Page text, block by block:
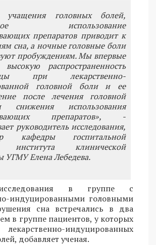
учащения головных болей,
использование
препаратов приводит к
сна, а ночные головные боли
пробуждениям. Мы впервые
высокую распространенность
при лекарственно-
головной боли и ее
после лечения головной
использования
препаратов», -
руководитель исследования,
кафедры госпитальной
института клинической
УГМУ Елена Лебедева.
в группе с
индуцированными головными
сна встречались в два
в группе пациентов, у которых
индуцированных
добавляет ученая.